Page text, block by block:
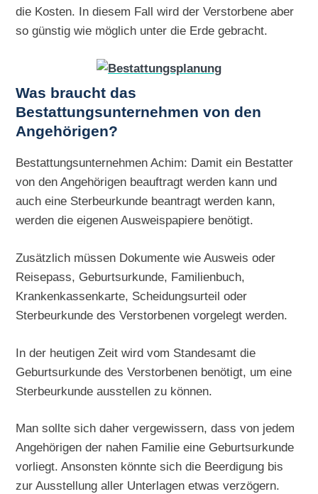
die Kosten. In diesem Fall wird der Verstorbene aber
so günstig wie möglich unter die Erde gebracht.
Was braucht das
Bestattungsunternehmen von den
Angehörigen?
Bestattungsunternehmen Achim: Damit ein Bestatter
von den Angehörigen beauftragt werden kann und
auch eine Sterbeurkunde beantragt werden kann,
werden die eigenen Ausweispapiere benötigt.
Zusätzlich müssen Dokumente wie Ausweis oder
Reisepass, Geburtsurkunde, Familienbuch,
Krankenkassenkarte, Scheidungsurteil oder
Sterbeurkunde des Verstorbenen vorgelegt werden.
In der heutigen Zeit wird vom Standesamt die
Geburtsurkunde des Verstorbenen benötigt, um eine
Sterbeurkunde ausstellen zu können.
Man sollte sich daher vergewissern, dass von jedem
Angehörigen der nahen Familie eine Geburtsurkunde
vorliegt. Ansonsten könnte sich die Beerdigung bis
zur Ausstellung aller Unterlagen etwas verzögern.